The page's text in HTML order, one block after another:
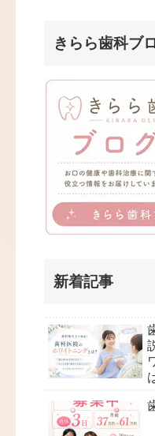
きらら歯科ブ
新着記事